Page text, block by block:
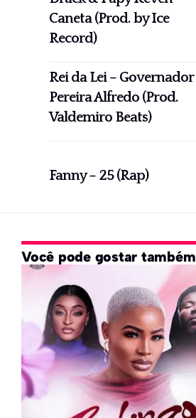
Caneta (Prod. by Ice
Record)
Rei da Lei – Governador
Pereira Alfredo (Prod.
Valdemiro Beats)
Fanny – 25 (Rap)
Você pode gostar também